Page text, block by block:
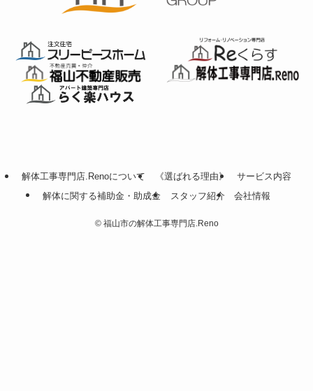
解体工事専門店.Renoについて 《選ばれる理由》
サービス内容
解体に関する補助金・助成金
スタッフ紹介 会社情報
©福山市の解体工事専門店.Reno